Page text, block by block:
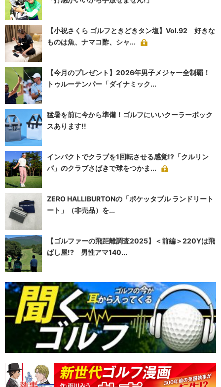
【小祝さくら ゴルフときどきタン塩】Vol.92 好きな
ものは魚、ナマコ酢、シャ...
【今月のプレゼント】2026年男子メジャー全制覇！
トゥルーテンパー「ダイナミック...
猛暑を前に今から準備！ゴルフにいいクーラーボック
スあります!!
インパクトでクラブを1回転させる感覚!?「クルリン
パ」のクラブさばきで球をつかま...
ZERO HALLIBURTONの「ポケッタブル ランドリート
ート」（非売品）を...
【ゴルファーの飛距離調査2025】＜前編＞220Yは飛
ばし屋!? 男性アマ140...